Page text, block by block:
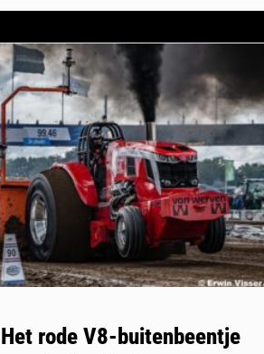
Het rode V8-buitenbeentje